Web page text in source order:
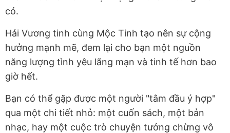
có.
Hải Vương tinh cùng Mộc Tinh tạo nên sự cộng
hưởng mạnh mẽ, đem lại cho bạn một nguồn
năng lượng tình yêu lãng mạn và tinh tế hơn bao
giờ hết.
Bạn có thể gặp được một người "tâm đầu ý hợp"
qua một chi tiết nhỏ: một cuốn sách, một bản
nhạc, hay một cuộc trò chuyện tưởng chừng vô